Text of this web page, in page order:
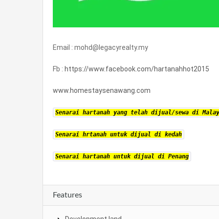
Email : mohd@legacyrealty.my
Fb : https://www.facebook.com/hartanahhot2015
www.homestaysenawang.com
Senarai hartanah yang telah dijual/sewa di
Senarai hrtanah untuk dijual di kedah
Senarai hartanah untuk dijual di Penang
Features